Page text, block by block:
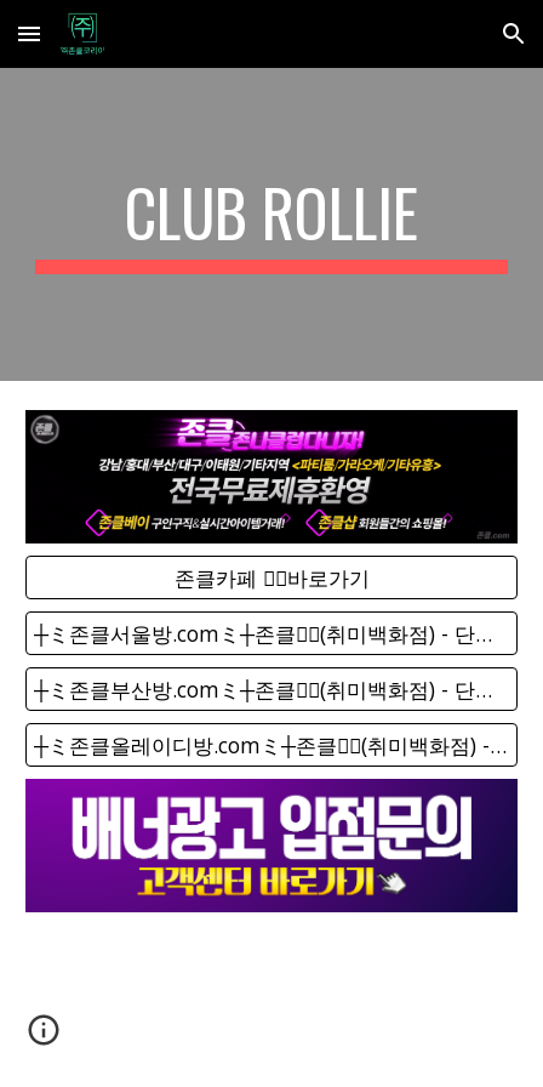
Skip to main content Skip to navigation
CLUB ROLLIE
존클카페 ❤️‍🔥바로가기
┼ミ존클서울방.comミ┼존클❤️‍🔥(취미백화점) - 단톡방
┼ミ존클부산방.comミ┼존클❤️‍🔥(취미백화점) - 단톡방
┼ミ존클올레이디방.comミ┼존클❤️‍🔥(취미백화점) - 단톡방